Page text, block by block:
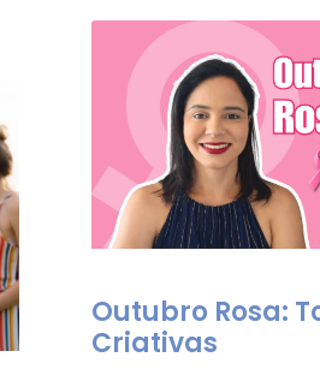
Outubro Rosa:
Criativas